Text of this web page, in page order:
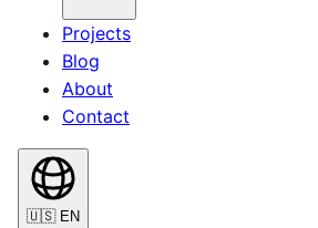
Projects
Blog
About
Contact
🇺🇸 EN